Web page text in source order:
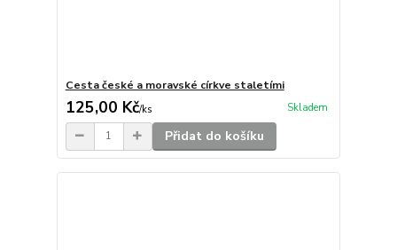
Cesta české a moravské církve staletími
125,00 Kč/ks Skladem
Přidat do košíku